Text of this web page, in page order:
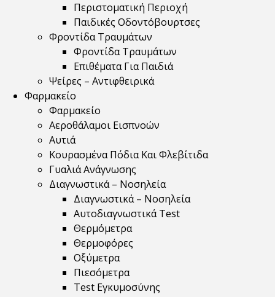
Περιστοματική Περιοχή
Παιδικές Οδοντόβουρτσες
Φροντίδα Τραυμάτων
Φροντίδα Τραυμάτων
Επιθέματα Για Παιδιά
Ψείρες – Αντιφθειρικά
Φαρμακείο
Φαρμακείο
Αεροθάλαμοι Εισπνοών
Αυτιά
Κουρασμένα Πόδια Και Φλεβίτιδα
Γυαλιά Ανάγνωσης
Διαγνωστικά – Νοσηλεία
Διαγνωστικά – Νοσηλεία
Αυτοδιαγνωστικά Test
Θερμόμετρα
Θερμοφόρες
Οξύμετρα
Πιεσόμετρα
Test Εγκυμοσύνης